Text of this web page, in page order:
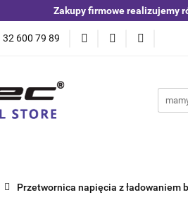
Zakupy firmowe realizujemy
32 600 79 89
Kategorie Czujniki i detektory
Przetwornica napięcia z ładowaniem